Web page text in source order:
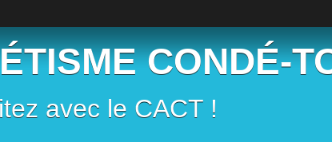
CONDÉ-
avec le CACT !